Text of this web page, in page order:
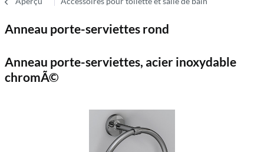
Anneau porte-serviettes rond
Anneau porte-serviettes, acier inoxydable
chromÃ©